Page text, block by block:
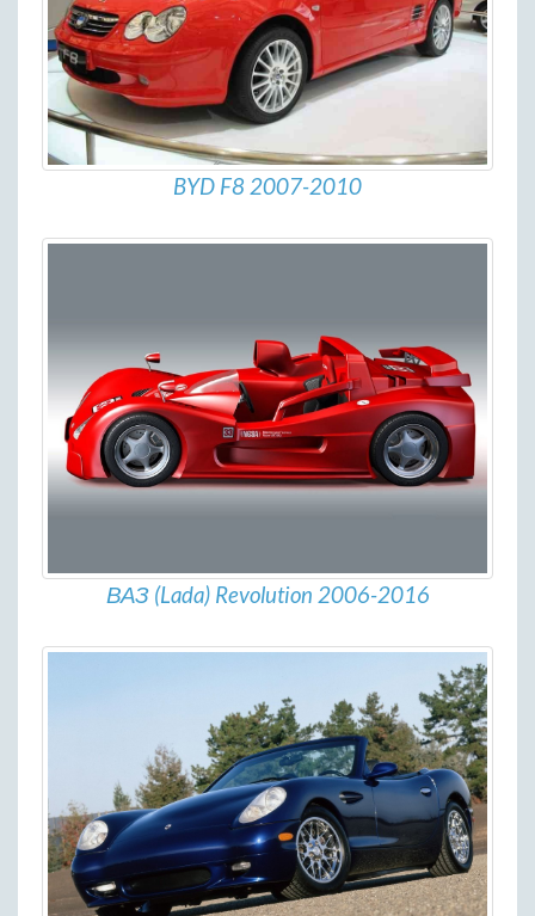
BYD F8 2007-2010
ВАЗ (Lada) Revolution 2006-2016